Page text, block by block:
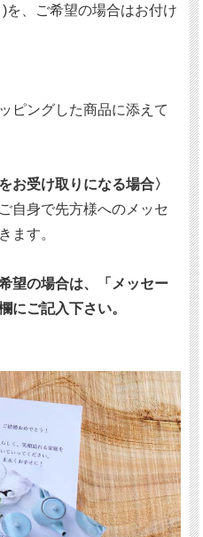
を、ご希望の場合はお付け
ピングした商品に添えて
お受け取りになる場合〉
自身で先方様へのメッセ
ます。
望の場合は、「メッセー
にご記入下さい。